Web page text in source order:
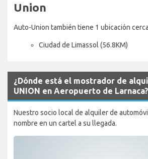
Union
Auto-Union también tiene 1 ubicación
Ciudad de Limassol (56.8KM)
¿Dónde está el mostrador de
UNION en Aeropuerto de Larnaca?
Nuestro socio local de alquiler de
nombre en un cartel a su llegada.